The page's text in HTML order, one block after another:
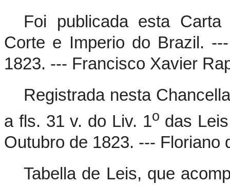
Foi publicada esta
Corte e Imperio do Brazil.
1823. --- Francisco Xavier
Registrada nesta
a fls. 31 v. do Liv. 1o das
Outubro de 1823. --- Floriano
Tabella de Leis, que